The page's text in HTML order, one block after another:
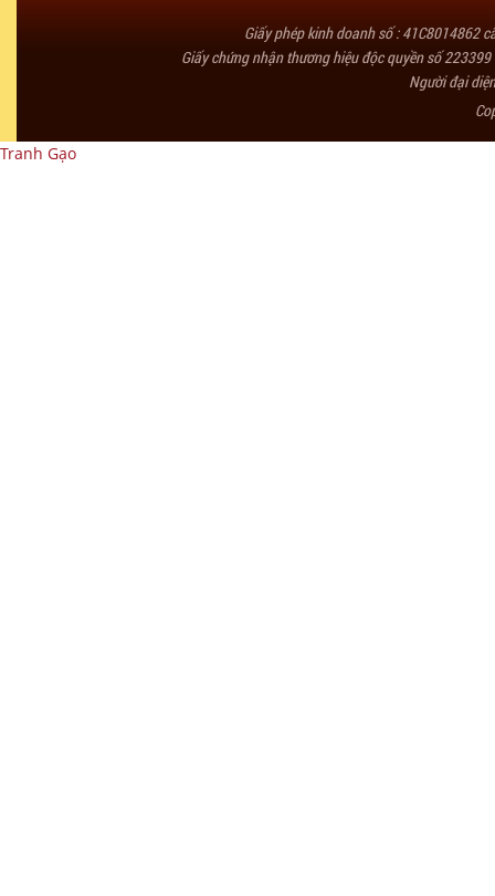
Giấy phép kinh doanh số : 41C8014862
Giấy chứng nhận thương hiệu độc quyền số
Người đại
Tranh Gạo